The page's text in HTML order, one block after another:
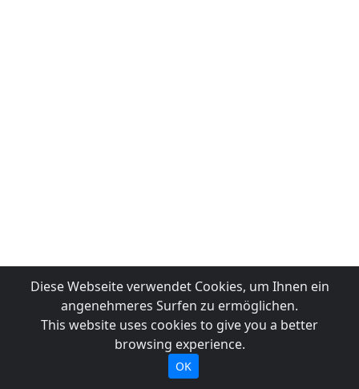
Diese Webseite verwendet Cookies, um Ihnen ein
angenehmeres Surfen zu ermöglichen.
This website uses cookies to give you a better
browsing experience.
OK